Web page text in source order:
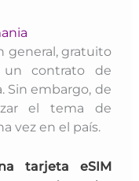
general, gratuito
un contrato de
Sin embargo, de
el tema de
vez en el país.
tarjeta eSIM